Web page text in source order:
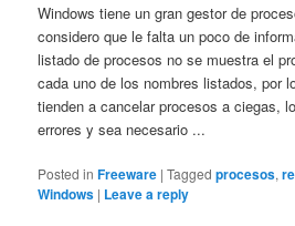
Windows tiene un gran gestor de
considero que le falta un poco de
listado de procesos no se muestra el
cada uno de los nombres listados, por
tienden a cancelar procesos a ciegas,
errores y sea necesario ...
Posted in Freeware |Tagged procesos,
Windows | Leave a reply